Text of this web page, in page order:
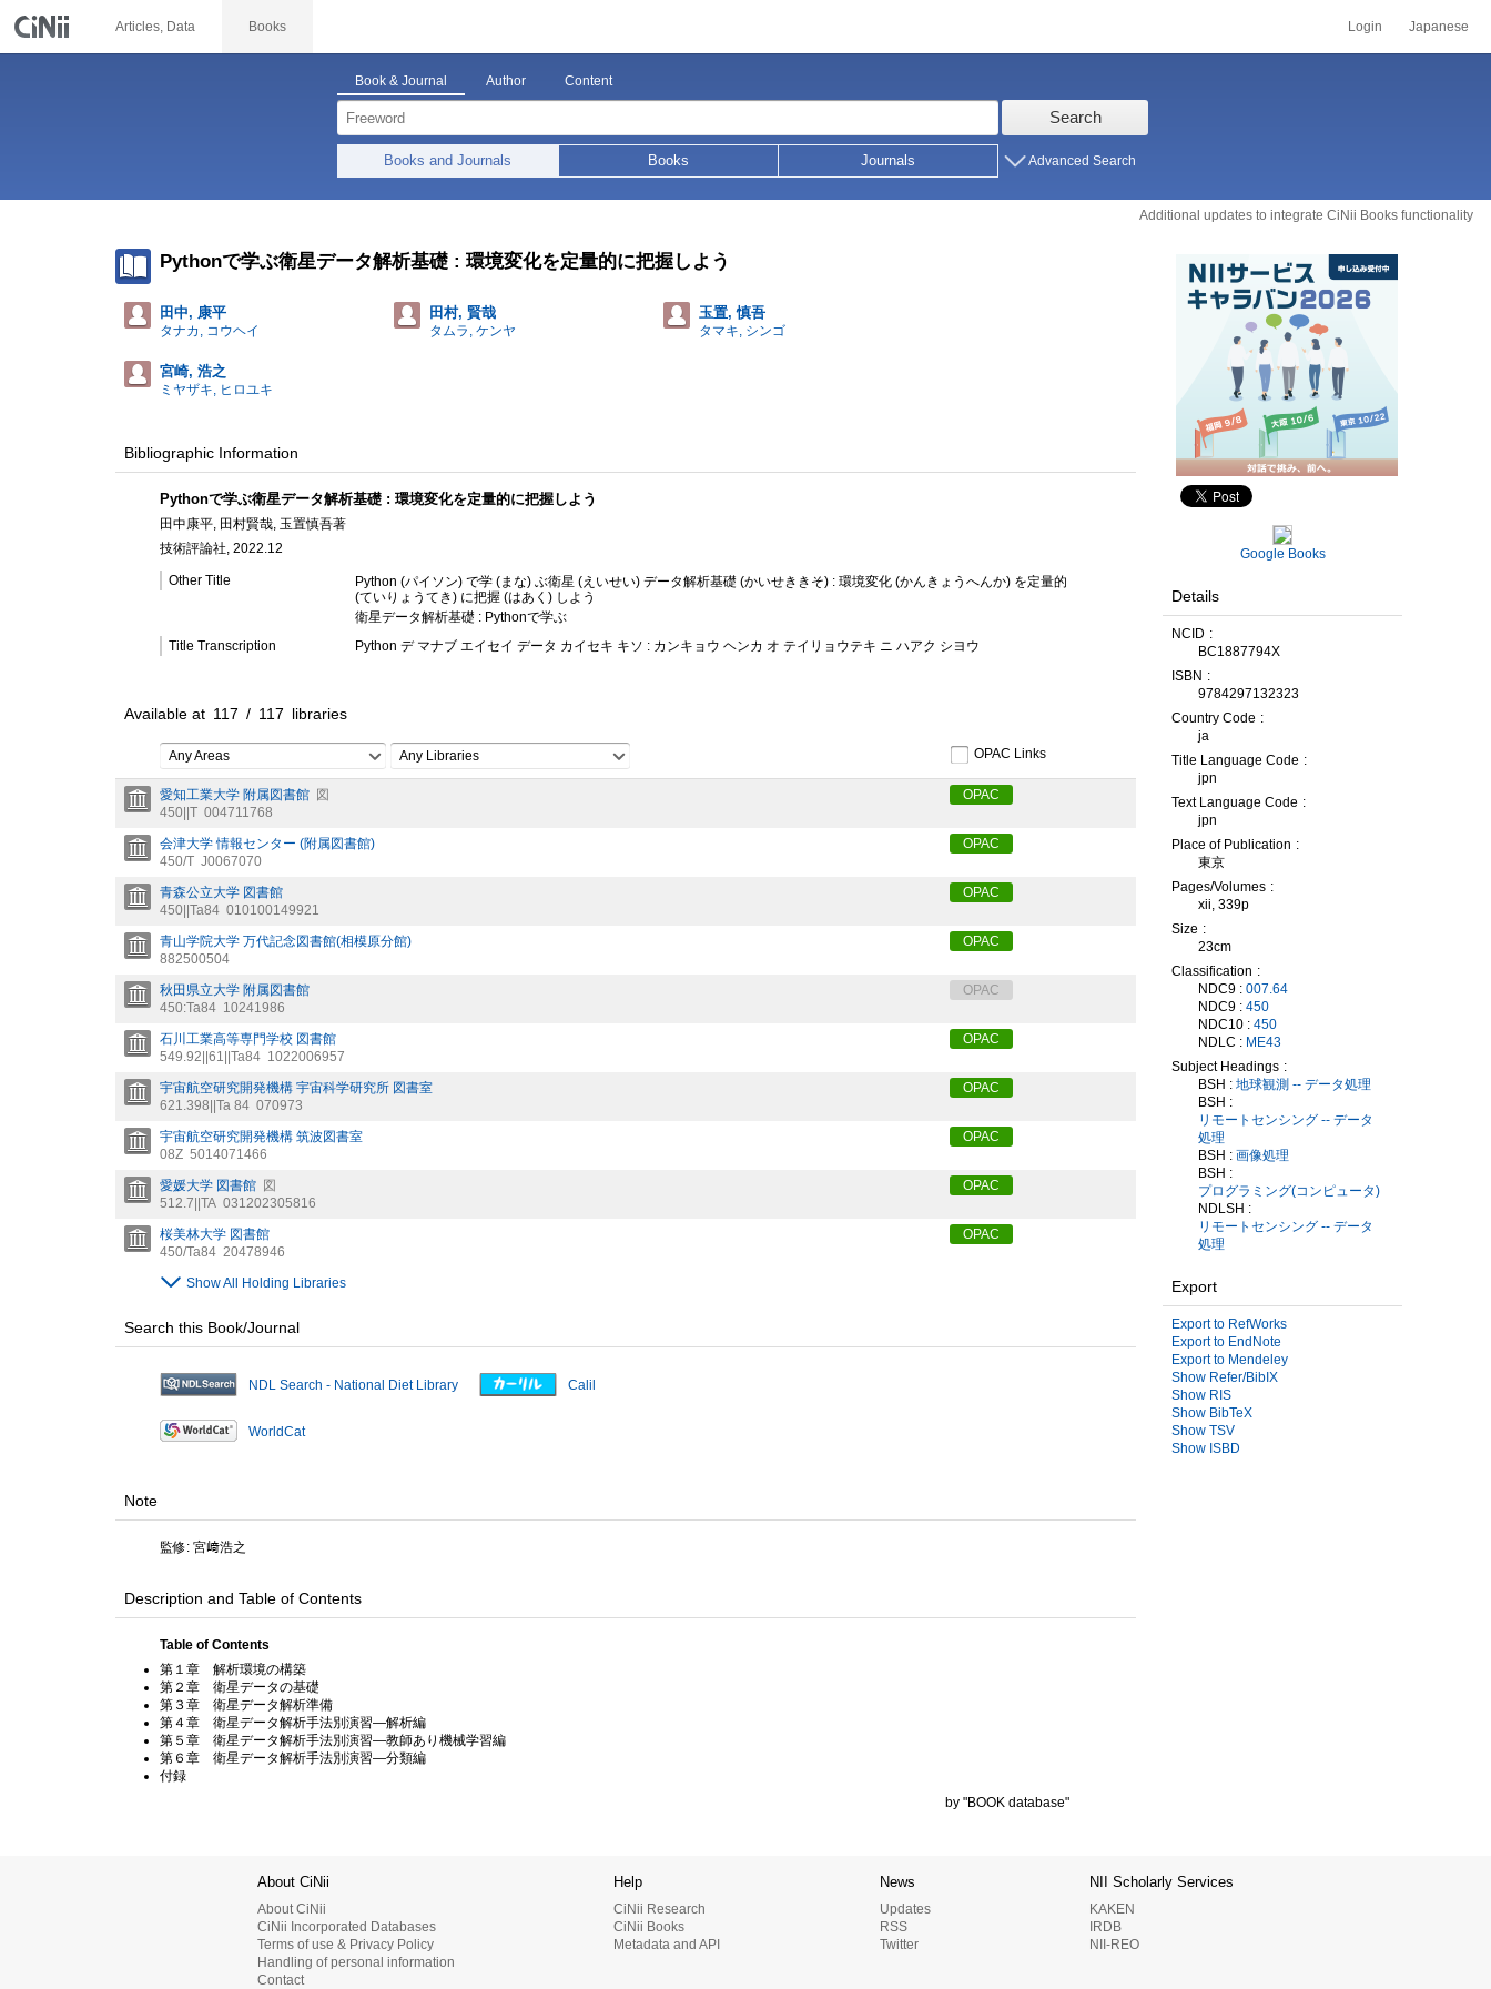
Articles, Data Books Login Japanese
Book & Journal Author Content
Search
Books and Journals Books Journals Advanced Search
Additional updates to integrate CiNii Books functionality
Pythonで学ぶ衛星データ解析基礎 : 環境変化を定量的に把握しよう
田中, 康平
タナカ, コウヘイ
田村, 賢哉
タムラ, ケンヤ
玉置, 慎吾
タマキ, シンゴ
宮崎, 浩之
ミヤザキ, ヒロユキ
Bibliographic Information
Pythonで学ぶ衛星データ解析基礎 : 環境変化を定量的に把握しよう
田中康平, 田村賢哉, 玉置慎吾著
技術評論社, 2022.12
Other Title
Python (パイソン) で学 (まな) ぶ衛星 (えいせい) データ解析基礎 (かいせききそ) : 環境変化 (かんきょうへんか) を定量的
(ていりょうてき) に把握 (はあく) しよう
衛星データ解析基礎 : Pythonで学ぶ
Title Transcription
Python デ マナブ エイセイ データ カイセキ キソ : カンキョウ ヘンカ オ テイリョウテキ ニ ハアク シヨウ
Available at 117 / 117 libraries
Any Areas Any Libraries OPAC Links
愛知工業大学 附属図書館 図
450||T 004711768
OPAC
会津大学 情報センター (附属図書館)
450/T J0067070
OPAC
青森公立大学 図書館
450||Ta84 010100149921
OPAC
青山学院大学 万代記念図書館(相模原分館)
882500504
OPAC
秋田県立大学 附属図書館
450:Ta84 10241986
OPAC
石川工業高等専門学校 図書館
549.92||61||Ta84 1022006957
OPAC
宇宙航空研究開発機構 宇宙科学研究所 図書室
621.398||Ta 84 070973
OPAC
宇宙航空研究開発機構 筑波図書室
08Z 5014071466
OPAC
愛媛大学 図書館 図
512.7||TA 031202305816
OPAC
桜美林大学 図書館
450/Ta84 20478946
OPAC
Show All Holding Libraries
Search this Book/Journal
NDL Search - National Diet Library Calil
WorldCat
Note
監修: 宮﨑浩之
Description and Table of Contents
Table of Contents
第１章 解析環境の構築
第２章 衛星データの基礎
第３章 衛星データ解析準備
第４章 衛星データ解析手法別演習—解析編
第５章 衛星データ解析手法別演習—教師あり機械学習編
第６章 衛星データ解析手法別演習—分類編
付録
by "BOOK database"
Google Books
Details
NCID
BC1887794X
ISBN
9784297132323
Country Code
ja
Title Language Code
jpn
Text Language Code
jpn
Place of Publication
東京
Pages/Volumes
xii, 339p
Size
23cm
Classification
NDC9 : 007.64
NDC9 : 450
NDC10 : 450
NDLC : ME43
Subject Headings
BSH : 地球観測 -- データ処理
BSH :
リモートセンシング -- データ
処理
BSH : 画像処理
BSH :
プログラミング(コンピュータ)
NDLSH :
リモートセンシング -- データ
処理
Export
Export to RefWorks
Export to EndNote
Export to Mendeley
Show Refer/BibIX
Show RIS
Show BibTeX
Show TSV
Show ISBD
About CiNii
About CiNii
CiNii Incorporated Databases
Terms of use & Privacy Policy
Handling of personal information
Contact
Help
CiNii Research
CiNii Books
Metadata and API
News
Updates
RSS
Twitter
NII Scholarly Services
KAKEN
IRDB
NII-REO